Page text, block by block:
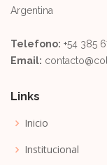
Argentina
Telefono: +54 385
Email:
Links
Inicio
Institucional